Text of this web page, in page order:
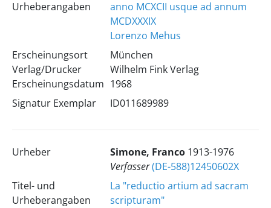
Urheberangaben
anno MCXCII usque ad annum
MCDXXXIX
Lorenzo Mehus
Erscheinungsort
Verlag/Drucker
Erscheinungsdatum
München
Wilhelm Fink Verlag
1968
Signatur Exemplar
ID011689989
Urheber Simone, Franco 1913-1976
Verfasser(DE-588)12450602X
Titel- und
Urheberangaben
La "reductio artium ad sacram
scripturam"